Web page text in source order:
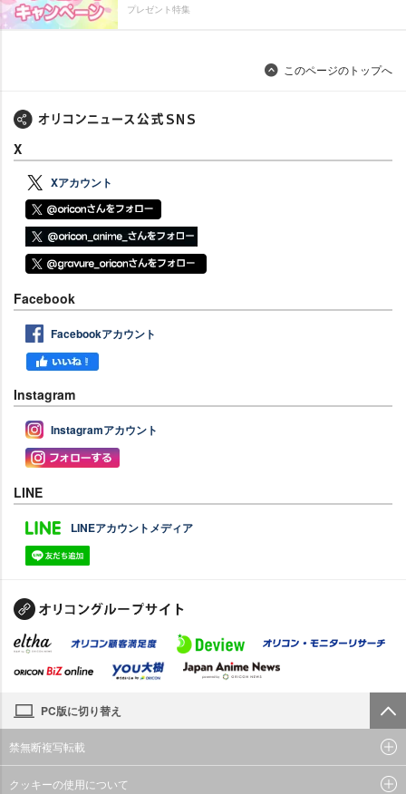
プレゼント特集
このページのトップへ
X
Xアカウント
Facebook
Facebookアカウント
Instagram
Instagramアカウント
LINE
LINEアカウントメディア
PC版に切り替え
禁無断複写転載
クッキーの使用について